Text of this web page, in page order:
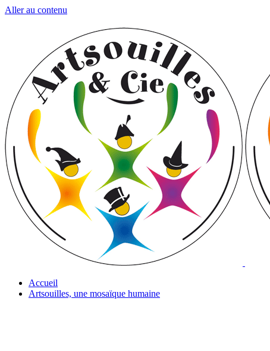
Aller au contenu
Accueil
Artsouilles, une mosaïque humaine